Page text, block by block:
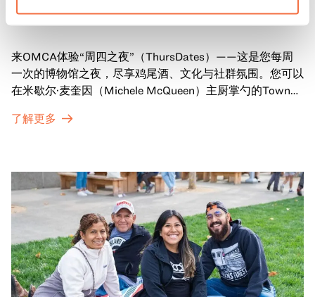
OMCA的周四活动
来OMCA体验“周四之夜”（ThursDates）——这是您每周
一次的博物馆之夜，尽享鸡尾酒、文化与社群氛围。您可以
在米歇尔·麦奎因（Michele McQueen）主厨掌勺的Town
探索那些在夜幕下焕发活力的展厅，那里将呈现快闪表演、
了解更多